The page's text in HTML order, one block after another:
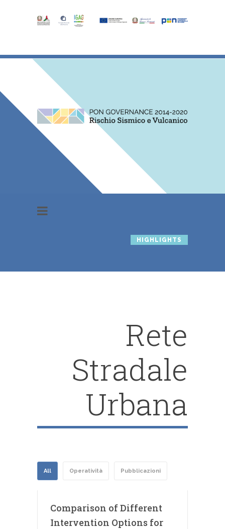
HIGHLIGHTS
Rete
Stradale
Urbana
All Operatività Pubblicazioni
Comparison of Different
Intervention Options for